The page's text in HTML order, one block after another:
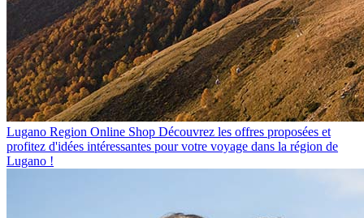
Lugano Region Online Shop Découvrez les offres proposées et
profitez d'idées intéressantes pour votre voyage dans la région de
Lugano !